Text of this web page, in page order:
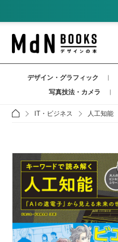
デザイン・グラフィック
写真技法・カメラ
IT・ビジネス 人工知能